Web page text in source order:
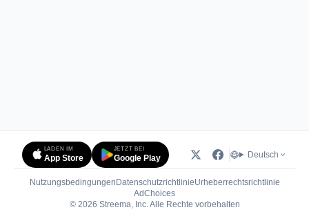
LADEN IM
App Store
JETZT BEI
Google Play Deutsch
Nutzungsbedingungen DatenschutzrichtlinieUrheberrechtsrichtlinie
AdChoices(öffnet in neuem Tab)
© 2026 Streema, Inc. Alle Rechte vorbehalten